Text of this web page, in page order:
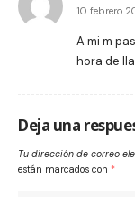
10 febrero
A mi m
hora de
Deja una
Tu dirección de correo
están marcados con *